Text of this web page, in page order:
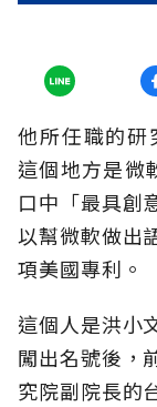
他所任職的研
這個地方是微
口中「最具創
以幫微軟做出
項美國專利。
這個人是洪小
闖出名號後，
究院副院長的